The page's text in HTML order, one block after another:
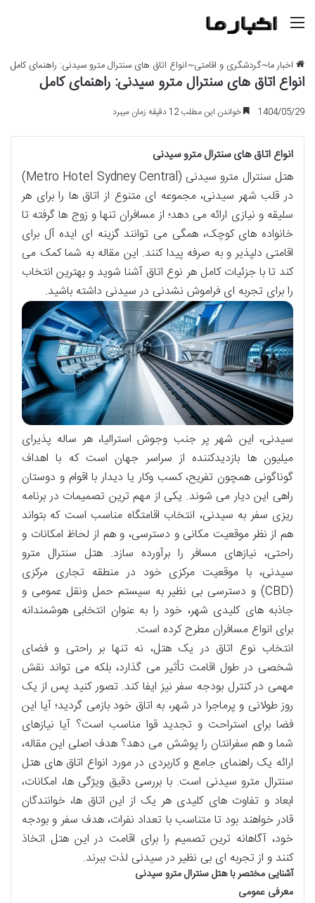
اخبار ما~گردشگری و اقامتی~انواع اتاق های سنترال مترو سیدنی: راهنمای کامل
انواع اتاق های سنترال مترو سیدنی: راهنمای کامل
1404/05/29 خواندن این مطلب 12 دقیقه زمان میبرد
انواع اتاق های سنترال مترو سیدنی
هتل سنترال مترو سیدنی (Metro Hotel Sydney Central)
در قلب شهر سیدنی، مجموعه ای متنوع از اتاق ها را برای هر
سلیقه و نیازی ارائه می دهد؛ از مسافران تنها و زوج ها گرفته تا
خانواده های کوچک، همگی می توانند گزینه ای ایده آل برای
اقامتی دلپذیر و به صرفه پیدا کنند. این مقاله به شما کمک می
کند تا با جزئیات کامل هر نوع اتاق آشنا شوید و بهترین انتخاب
را برای تجربه ای فراموش نشدنی در سیدنی داشته باشید.
سیدنی، این شهر پر جنب وجوش استرالیا، هر ساله پذیرای
میلیون ها بازدیدکننده از سراسر جهان است که با اهداف
گوناگونی همچون تفریح، کسب وکار یا دیدار با اقوام و دوستان
راهی این دیار می شوند. یکی از مهم ترین تصمیمات در برنامه
ریزی سفر به سیدنی، انتخاب اقامتگاه مناسب است که بتواند
هم از نظر موقعیت مکانی و دسترسی، و هم از لحاظ امکانات و
راحتی، نیازهای مسافر را برآورده سازد. هتل سنترال مترو
سیدنی، با موقعیت مرکزی خود در منطقه تجاری مرکزی
(CBD) و دسترسی بی نظیر به سیستم حمل ونقل عمومی و
جاذبه های کلیدی شهر، خود را به عنوان انتخابی هوشمندانه
برای انواع مسافران مطرح کرده است.
انتخاب نوع اتاق در یک هتل، نه تنها بر راحتی و فضای
شخصی در طول اقامت تأثیر می گذارد، بلکه می تواند نقش
مهمی در کنترل بودجه سفر نیز ایفا کند. تصور کنید پس از یک
روز طولانی و پرماجرا در شهر، به اتاق خود بازمی گردید؛ آیا این
فضا برای استراحت و تجدید قوا مناسب است؟ آیا نیازهای
شما و هم سفرانتان را پوشش می دهد؟ هدف اصلی این مقاله،
ارائه یک راهنمای جامع و کاربردی در مورد انواع اتاق های هتل
سنترال مترو سیدنی است. با بررسی دقیق ویژگی ها، امکانات،
ابعاد و تفاوت های کلیدی هر یک از این اتاق ها، خوانندگان
قادر خواهند بود تا متناسب با تعداد نفرات، هدف سفر و بودجه
خود، آگاهانه ترین تصمیم را برای اقامت در این هتل اتخاذ
کنند و از تجربه ای بی نظیر در سیدنی لذت ببرند.
آشنایی مختصر با هتل سنترال مترو سیدنی
معرفی عمومی